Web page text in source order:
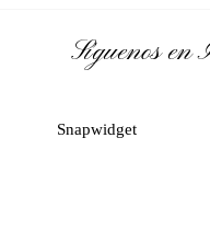
Síguenos
Snapwidget